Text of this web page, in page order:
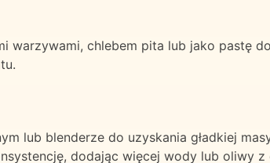
warzywami, chlebem pita lub jako pastę
lub blenderze do uzyskania gładkiej
dodając więcej wody lub oliwy